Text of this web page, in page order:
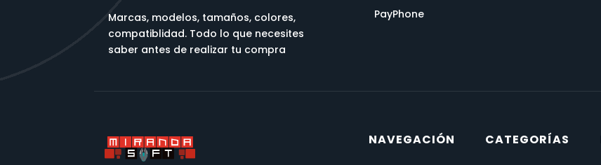
Marcas, modelos, tamaños, colores,
compatiblidad. Todo lo que necesites
saber antes de realizar tu compra
PayPhone
NAVEGACIÓN CATEGORÍAS